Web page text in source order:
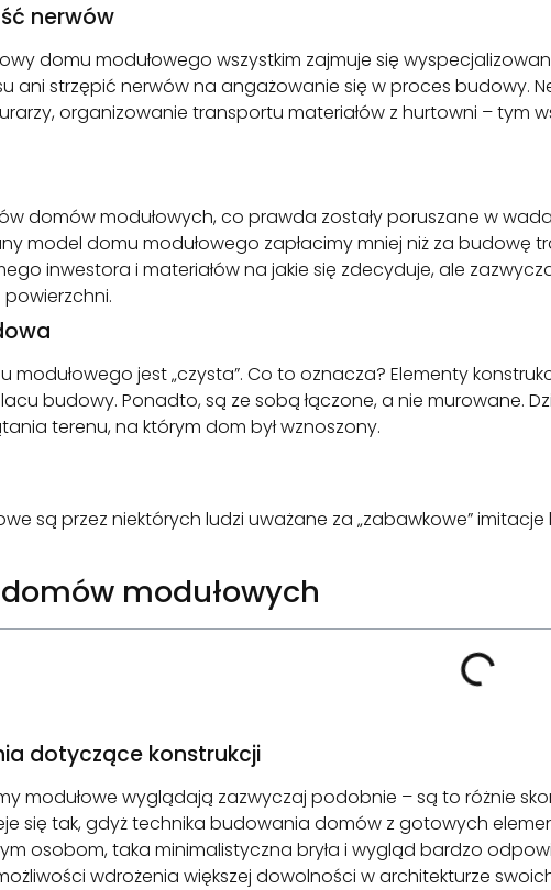
nerwów
domu modułowego wszystkim zajmuje się
ani strzępić nerwów na angażowanie się w proces budowy.
organizowanie transportu materiałów z hurtowni – tym
domów modułowych, co prawda zostały poruszane w
model domu modułowego zapłacimy mniej niż za budowę
inwestora i materiałów na jakie się zdecyduje, ale
modułowego jest „czysta”. Co to oznacza? Elementy
budowy. Ponadto, są ze sobą łączone, a nie murowane.
terenu, na którym dom był wznoszony.
są przez niektórych ludzi uważane za „zabawkowe”
modułowych
dotyczące konstrukcji
modułowe wyglądają zazwyczaj podobnie – są to różnie
się tak, gdyż technika budowania domów z gotowych
osobom, taka minimalistyczna bryła i wygląd bardzo
wdrożenia większej dowolności w architekturze